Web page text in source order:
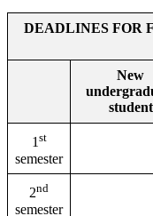
DEADLINES FOR
New
student
1st
semester
2nd
semester